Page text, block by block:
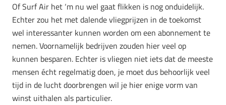
Of Surf Air het ‘m nu wel gaat flikken is nog onduidelijk.
Echter zou het met dalende vliegprijzen in de toekomst
wel interessanter kunnen worden om een abonnement te
nemen. Voornamelijk bedrijven zouden hier veel op
kunnen besparen. Echter is vliegen niet iets dat de meeste
mensen écht regelmatig doen, je moet dus behoorlijk veel
tijd in de lucht doorbrengen wil je hier enige vorm van
winst uithalen als particulier.